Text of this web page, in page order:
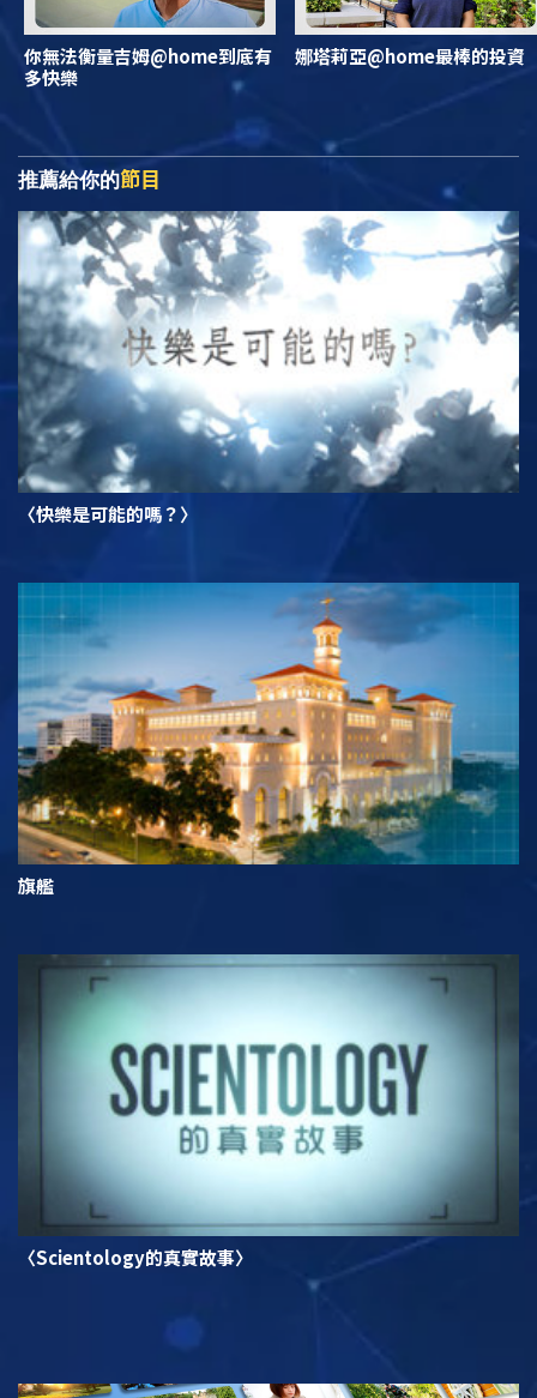
你無法衡量吉姆@home到底有
多快樂
娜塔莉亞@home最棒的投資
推薦給你的節目
〈快樂是可能的嗎？〉
旗艦
〈Scientology的真實故事〉